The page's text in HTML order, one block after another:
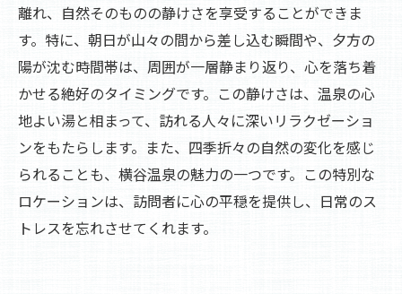
離れ、自然そのものの静けさを享受することができま
す。特に、朝日が山々の間から差し込む瞬間や、夕方の
陽が沈む時間帯は、周囲が一層静まり返り、心を落ち着
かせる絶好のタイミングです。この静けさは、温泉の心
地よい湯と相まって、訪れる人々に深いリラクゼーショ
ンをもたらします。また、四季折々の自然の変化を感じ
られることも、横谷温泉の魅力の一つです。この特別な
ロケーションは、訪問者に心の平穏を提供し、日常のス
トレスを忘れさせてくれます。